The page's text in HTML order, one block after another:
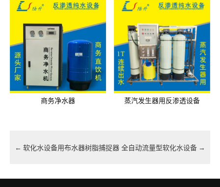
商务净水器 蒸汽发生器用反渗透设备
← 软化水设备用布水器树脂捕捉器全自动流量型软化水设备 →